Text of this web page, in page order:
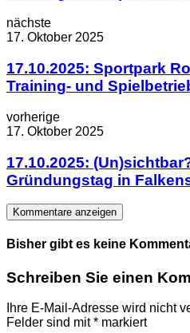
nächste
17. Oktober 2025
17.10.2025: Sportpark
Training- und
vorherige
17. Oktober 2025
17.10.2025:
Gründungstag in
Kommentare anzeigen
Bisher gibt es keine
Schreiben Sie einen
Ihre E-Mail-Adresse wird nicht
Felder sind mit* markiert